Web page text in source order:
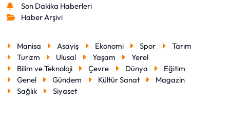
Son Dakika Haberleri
Haber Arşivi
Manisa Asayiş Ekonomi Spor
Tarım
Turizm
Ulusal Yaşam
Yerel
Bilim ve Teknoloji
Çevre Dünya
Eğitim
Genel
Gündem Kültür Sanat
Magazin
Sağlık
Siyaset